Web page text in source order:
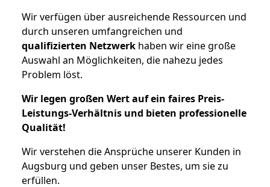
Wir verfügen über ausreichende Ressourcen und
durch unseren umfangreichen und
qualifizierten Netzwerk haben wir eine große
Auswahl an Möglichkeiten, die nahezu jedes
Problem löst.
Wir legen großen Wert auf ein faires Preis-
Leistungs-Verhältnis und bieten professionelle
Qualität!
Wir verstehen die Ansprüche unserer Kunden in
Augsburg und geben unser Bestes, um sie zu
erfüllen.